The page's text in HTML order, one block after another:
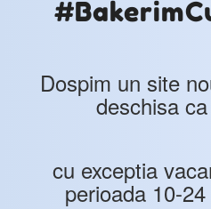
Dospim un site
deschisa
cu exceptia
perioada 10-